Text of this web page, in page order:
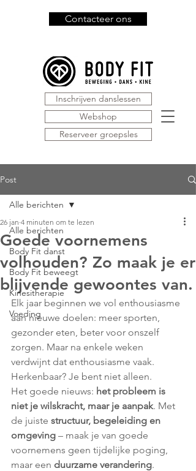
Inschrijven danslessen
Webshop
Reserveer groepsles
Contacteer ons
Post
Alle berichten
Body Fit danst
Body Fit beweegt
Kinesitherapie
Voeding
Alle berichten
Goede voornemens
volhouden? Zo maak je er
blijvende gewoontes van.
26 jan 4 minuten om te lezen
Elk jaar beginnen we vol enthousiasme
aan nieuwe doelen: meer sporten,
gezonder eten, beter voor onszelf
zorgen. Maar na enkele weken
verdwijnt dat enthousiasme vaak.
Herkenbaar? Je bent niet alleen.
Het goede nieuws: het probleem is
niet je wilskracht, maar je aanpak. Met
de juiste structuur, begeleiding en
omgeving – maak je van goede
voornemens geen tijdelijke poging,
maar een duurzame verandering.